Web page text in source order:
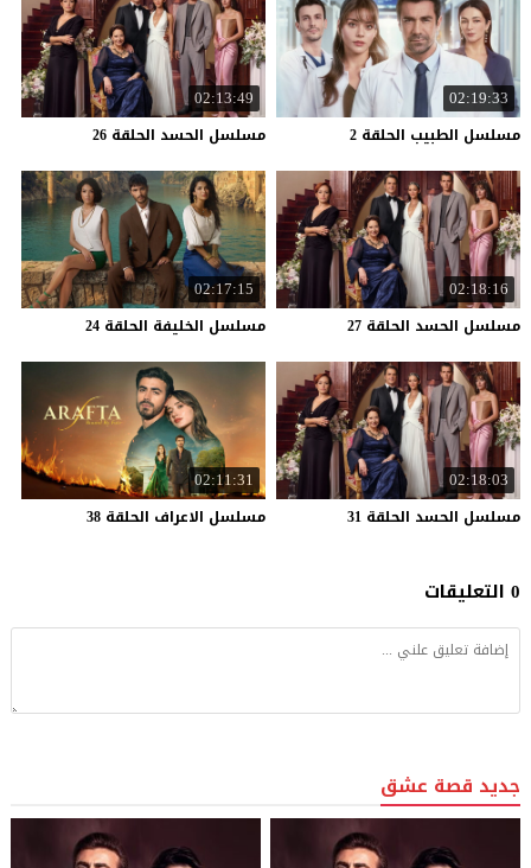
02:19:33
مسلسل الطبيب الحلقة 2
02:13:49
مسلسل الحسد الحلقة 26
02:18:16
مسلسل الحسد الحلقة 27
02:17:15
مسلسل الخليفة الحلقة 24
02:18:03
مسلسل الحسد الحلقة 31
02:11:31
مسلسل الاعراف الحلقة 38
0 التعليقات
جديد قصة عشق